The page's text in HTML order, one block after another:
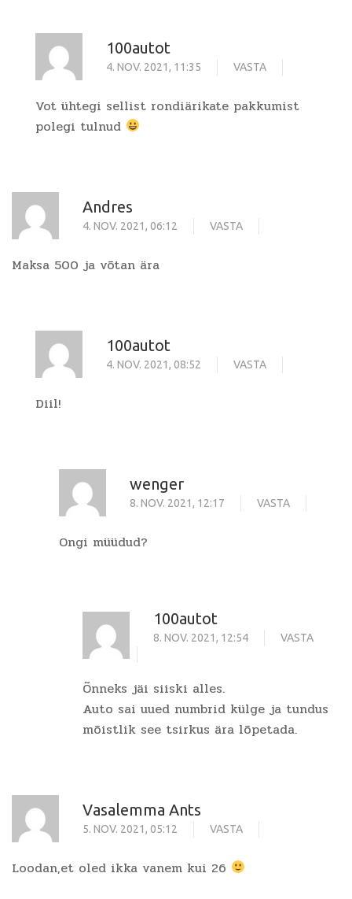
100autot
4. NOV. 2021, 11:35 VASTA
Vot ühtegi sellist rondiärikate pakkumist
polegi tulnud
Andres
4. NOV. 2021, 06:12 VASTA
Maksa 500 ja võtan ära
100autot
4. NOV. 2021, 08:52 VASTA
Diil!
wenger
8. NOV. 2021, 12:17 VASTA
Ongi müüdud?
100autot
8. NOV. 2021, 12:54 VASTA
Õnneks jäi siiski alles.
Auto sai uued numbrid külge ja tundus
mõistlik see tsirkus ära lõpetada.
Vasalemma Ants
5. NOV. 2021, 05:12 VASTA
Loodan,et oled ikka vanem kui 26